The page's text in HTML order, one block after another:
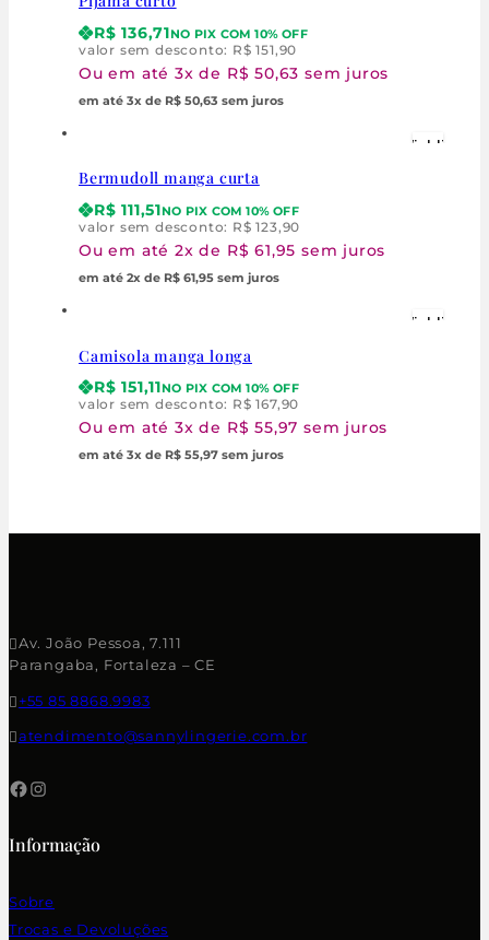
R$ 136,71NO PIX COM 10% OFF
valor sem desconto: R$ 151,90
Ou em até 3x de R$ 50,63 sem juros
em até 3x de R$ 50,63 sem juros
Wishlist
Bermudoll manga curta
R$ 111,51NO PIX COM 10% OFF
valor sem desconto: R$ 123,90
Ou em até 2x de R$ 61,95 sem juros
em até 2x de R$ 61,95 sem juros
Wishlist
Camisola manga longa
R$ 151,11NO PIX COM 10% OFF
valor sem desconto: R$ 167,90
Ou em até 3x de R$ 55,97 sem juros
em até 3x de R$ 55,97 sem juros
Av. João Pessoa, 7.111
Parangaba, Fortaleza – CE
+55 85 8868.9983
atendimento@sannylingerie.com.br
Informação
Sobre
Trocas e Devoluções